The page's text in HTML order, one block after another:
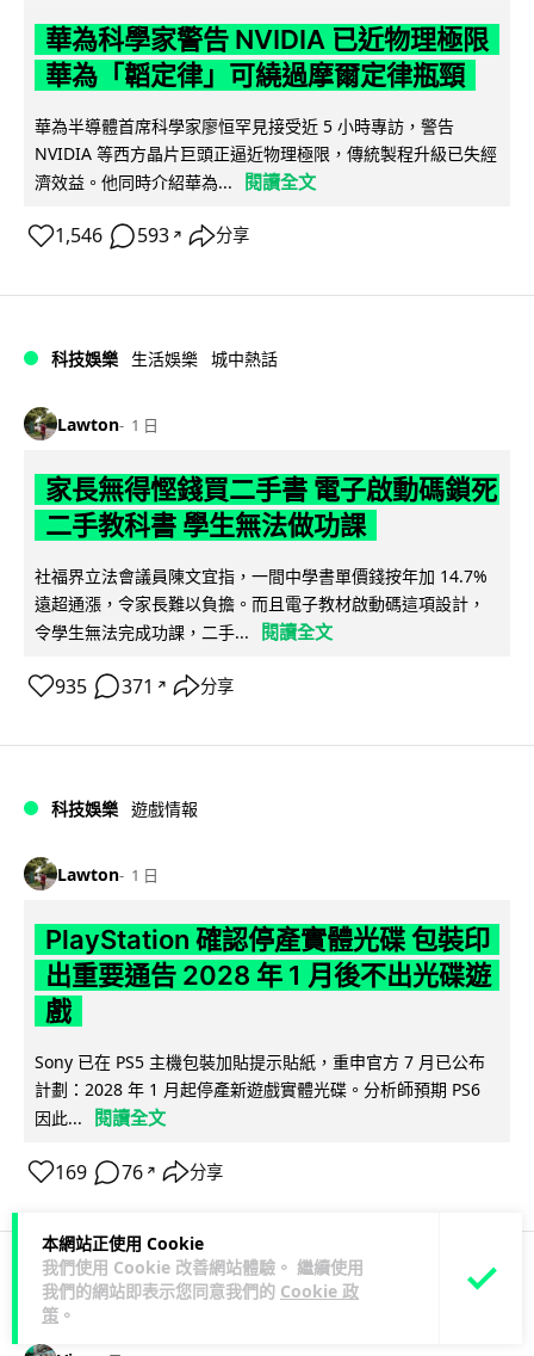
本網站正使用 Cookie
我們使用 Cookie 改善網站體驗。 繼續使用
我們的網站即表示您同意我們的 Cookie 政
策 。
華為科學家警告 NVIDIA 已近物理極限
華為「韜定律」可繞過摩爾定律瓶頸
華為半導體首席科學家廖恒罕見接受近 5 小時專訪，警告
NVIDIA 等西方晶片巨頭正逼近物理極限，傳統製程升級已失經
濟效益。他同時介紹華為...
閱讀全文
1,546 593 ↗ 分享
科技娛樂 生活娛樂 城中熱話
Lawton 1 日
家長無得慳錢買二手書 電子啟動碼鎖死
二手教科書 學生無法做功課
社福界立法會議員陳文宜指，一間中學書單價錢按年加 14.7%
遠超通漲，令家長難以負擔。而且電子教材啟動碼這項設計，
令學生無法完成功課，二手...
閱讀全文
935 371 ↗ 分享
科技娛樂 遊戲情報
Lawton 1 日
PlayStation 確認停產實體光碟 包裝印
出重要通告 2028 年 1 月後不出光碟遊
戲
Sony 已在 PS5 主機包裝加貼提示貼紙，重申官方 7 月已公布
計劃：2028 年 1 月起停產新遊戲實體光碟。分析師預期 PS6
因此...
閱讀全文
169 76 ↗ 分享
人工智能